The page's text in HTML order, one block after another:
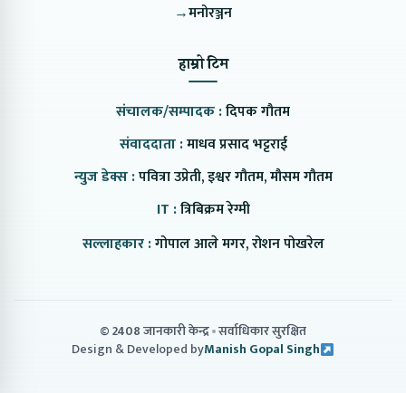
→मनोरञ्जन
हाम्रो टिम
संचालक/सम्पादक :दिपक गौतम
संवाददाता :माधव प्रसाद भट्टराई
न्युज डेक्स :पवित्रा उप्रेती, इश्वर गौतम, मौसम गौतम
IT :त्रिबिक्रम रेग्मी
सल्लाहकार :गोपाल आले मगर, रोशन पोखरेल
© 2408 जानकारी केन्द्र सर्वाधिकार सुरक्षित
Design & Developed byManish Gopal Singh